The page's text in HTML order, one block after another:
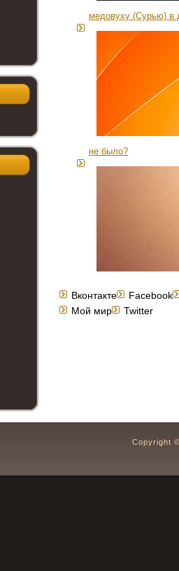
медовуху (Сурью) в
не было?
Вконтакте
Facebook
Мой мир
Twitter
Copyright